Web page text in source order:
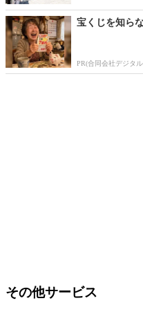
宝くじを知ら
PR(合同会社デジタ
その他サービス